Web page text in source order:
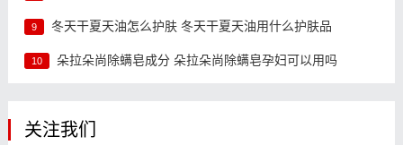
9 冬天干夏天油怎么护肤 冬天干夏天油用什么护肤品
10 朵拉朵尚除螨皂成分 朵拉朵尚除螨皂孕妇可以用吗
关注我们